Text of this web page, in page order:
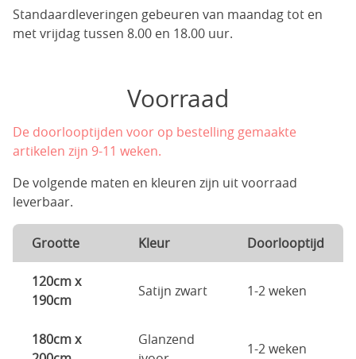
Standaardleveringen gebeuren van maandag tot en
met vrijdag tussen 8.00 en 18.00 uur.
Voorraad
De doorlooptijden voor op bestelling gemaakte
artikelen zijn 9-11 weken.
De volgende maten en kleuren zijn uit voorraad
leverbaar.
Grootte Kleur Doorlooptijd
120cm x
190cm
Satijn zwart 1-2 weken
180cm x
Glanzend
1-2 weken